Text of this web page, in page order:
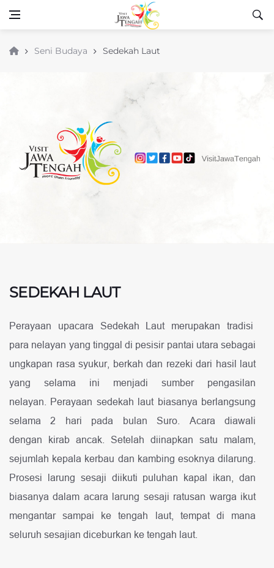
Seni Budaya Sedekah Laut
SEDEKAH LAUT
Perayaan upacara Sedekah Laut merupakan tradisi
para nelayan yang tinggal di pesisir pantai utara sebagai
ungkapan rasa syukur, berkah dan rezeki dari hasil laut
yang selama ini menjadi sumber pengasilan
nelayan. Perayaan sedekah laut biasanya berlangsung
selama 2 hari pada bulan Suro. Acara diawali
dengan kirab ancak. Setelah diinapkan satu malam,
sejumlah kepala kerbau dan kambing esoknya dilarung.
Prosesi larung sesaji diikuti puluhan kapal ikan, dan
biasanya dalam acara larung sesaji ratusan warga ikut
mengantar sampai ke tengah laut, tempat di mana
seluruh sesajian diceburkan ke tengah laut.